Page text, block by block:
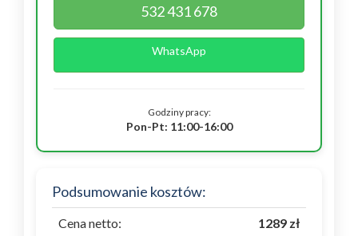
532 431 678
WhatsApp
Godziny pracy:
Pon-Pt: 11:00-16:00
Podsumowanie kosztów:
Cena netto: 1289 zł